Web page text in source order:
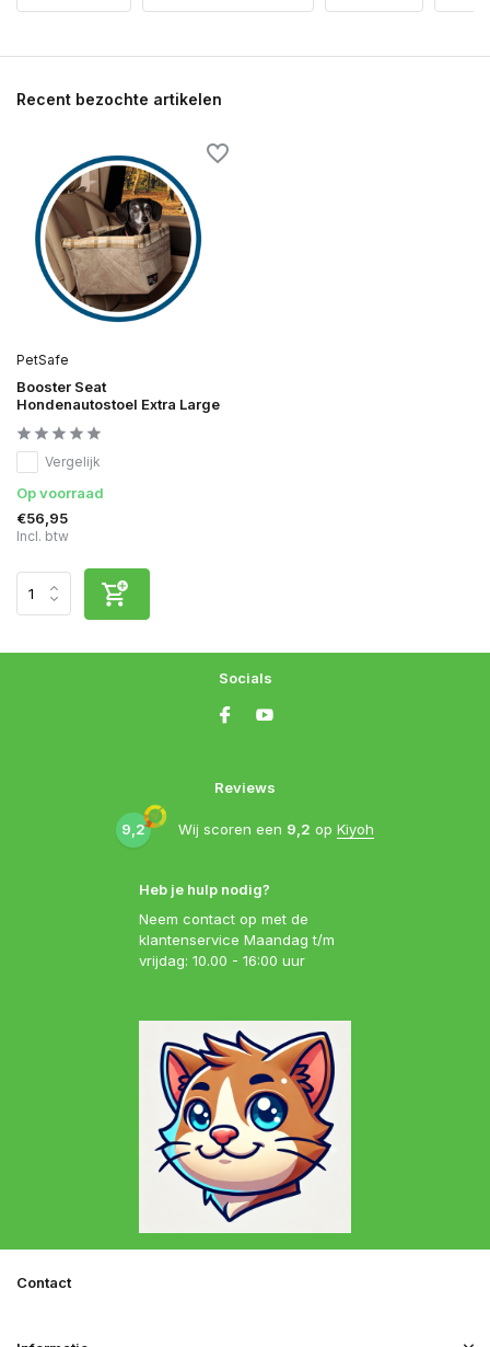
Recent bezochte artikelen
PetSafe
Booster Seat
Hondenautostoel Extra Large
Vergelijk
Op voorraad
€56,95
Incl. btw
Heb je hulp nodig?
Neem contact op met de
klantenservice Maandag t/m
vrijdag: 10.00 - 16:00 uur
Reviews
9,2 Wij scoren een 9,2 op Kiyoh
Socials
Contact